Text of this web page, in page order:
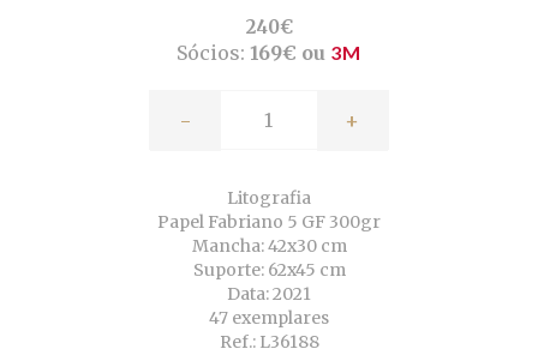
240€
Sócios: 169€ ou 3M
- +
Litografia
Papel Fabriano 5 GF 300gr
Mancha: 42x30 cm
Suporte: 62x45 cm
Data: 2021
47 exemplares
Ref.: L36188